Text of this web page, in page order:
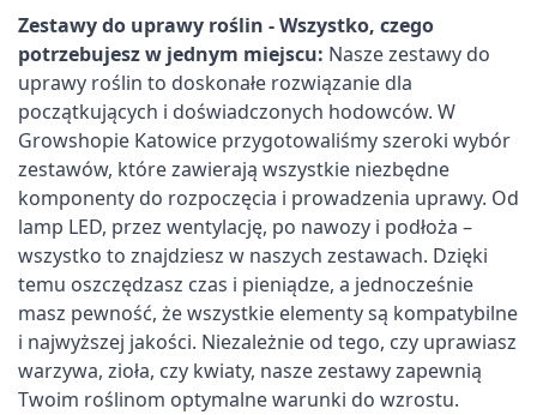
Zestawy do uprawy roślin - Wszystko, czego
potrzebujesz w jednym miejscu: Nasze zestawy do
uprawy roślin to doskonałe rozwiązanie dla
początkujących i doświadczonych hodowców. W
Growshopie Katowice przygotowaliśmy szeroki wybór
zestawów, które zawierają wszystkie niezbędne
komponenty do rozpoczęcia i prowadzenia uprawy. Od
lamp LED, przez wentylację, po nawozy i podłoża –
wszystko to znajdziesz w naszych zestawach. Dzięki
temu oszczędzasz czas i pieniądze, a jednocześnie
masz pewność, że wszystkie elementy są kompatybilne
i najwyższej jakości. Niezależnie od tego, czy uprawiasz
warzywa, zioła, czy kwiaty, nasze zestawy zapewnią
Twoim roślinom optymalne warunki do wzrostu.